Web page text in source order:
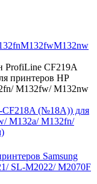
M132fwM132nw
ProfiLine CF219A
принтеров HP
M132fw/ M132nw
(№18A)) для
M132a/ M132fn/
Samsung
SL-M2022/ M2070F